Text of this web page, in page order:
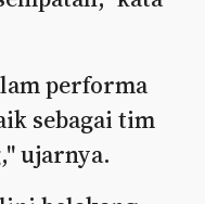
performa
sebagai tim
ujarnya.